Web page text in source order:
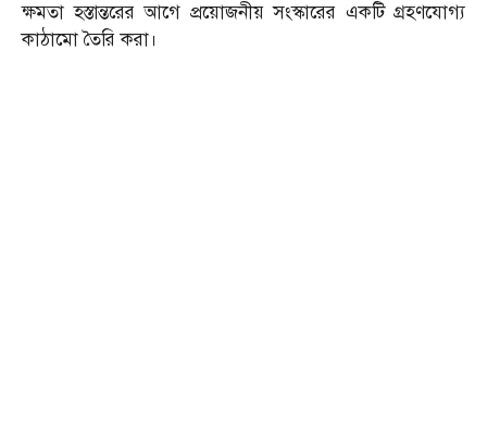
ক্ষমতা হস্তান্তরের আগে প্রয়োজনীয় সংস্কারের একটি গ্রহণযোগ্য
কাঠামো তৈরি করা।